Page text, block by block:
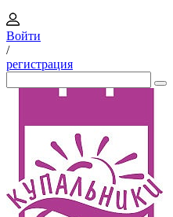
Войти
/
регистрация